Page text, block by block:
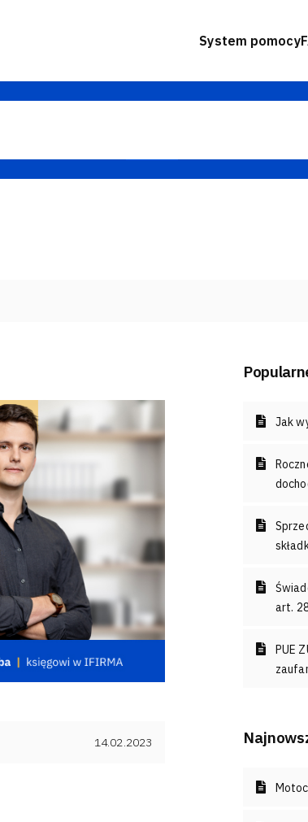
System pomocy
14.02.2023
Jak
art.
PUE